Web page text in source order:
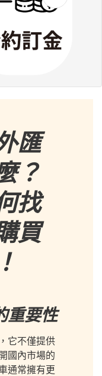
匯
？
找
買
重要性
它不僅提供
國內市場的
通常擁有更